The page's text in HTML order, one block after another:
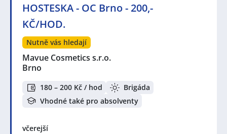
HOSTESKA - OC Brno - 200,-
KČ/HOD.
Nutně vás hledají
Mavue Cosmetics s.r.o.
Brno
180 – 200 Kč / hod
Brigáda
Vhodné také pro absolventy
včerejší